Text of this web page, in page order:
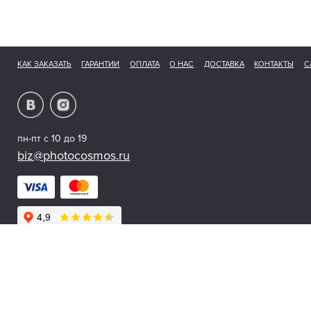
КАК ЗАКАЗАТЬ ГАРАНТИИ ОПЛАТА О НАС ДОСТАВКА КОНТАКТЫ
пн-пт с 10 до 19
biz@photocosmos.ru